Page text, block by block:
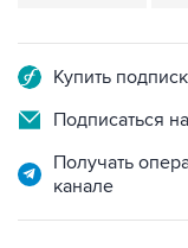
Купить
Подписаться
Получать
канале